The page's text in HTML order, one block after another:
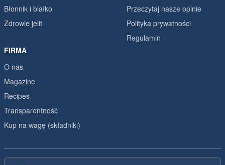
Błonnik i białko
Zdrowie jelit
Przeczytaj nasze opinie
Polityka prywatności
Regulamin
FIRMA
O nas
Magazine
Recipes
Transparentność
Kup na wagę (składniki)